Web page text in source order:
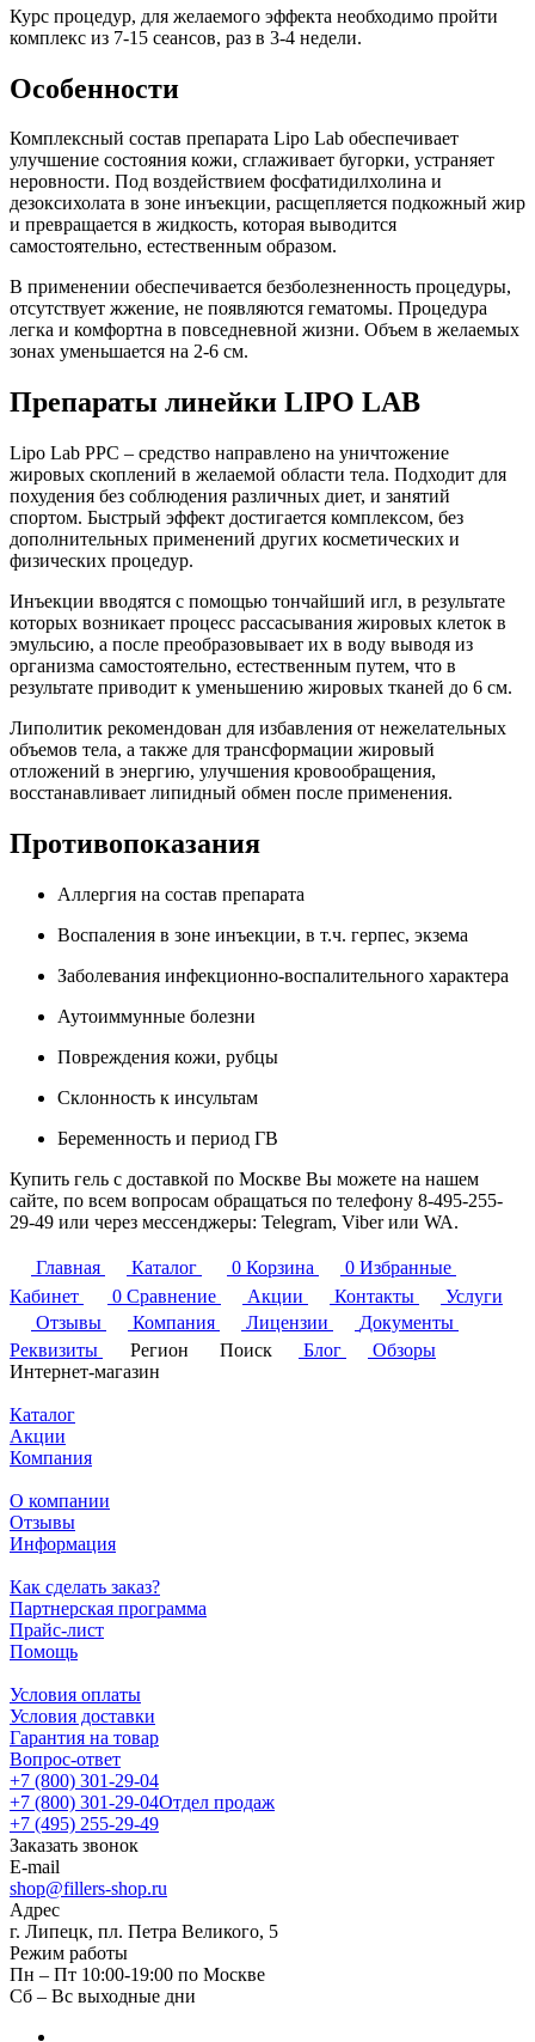
Курс процедур, для желаемого эффекта необходимо пройти
комплекс из 7-15 сеансов, раз в 3-4 недели.
Особенности
Комплексный состав препарата Lipo Lab обеспечивает
улучшение состояния кожи, сглаживает бугорки, устраняет
неровности. Под воздействием фосфатидилхолина и
дезоксихолата в зоне инъекции, расщепляется подкожный жир
и превращается в жидкость, которая выводится
самостоятельно, естественным образом.
В применении обеспечивается безболезненность процедуры,
отсутствует жжение, не появляются гематомы. Процедура
легка и комфортна в повседневной жизни. Объем в желаемых
зонах уменьшается на 2-6 см.
Препараты линейки LIPO LAB
Lipo Lab PPC – средство направлено на уничтожение
жировых скоплений в желаемой области тела. Подходит для
похудения без соблюдения различных диет, и занятий
спортом. Быстрый эффект достигается комплексом, без
дополнительных применений других косметических и
физических процедур.
Инъекции вводятся с помощью тончайший игл, в результате
которых возникает процесс рассасывания жировых клеток в
эмульсию, а после преобразовывает их в воду выводя из
организма самостоятельно, естественным путем, что в
результате приводит к уменьшению жировых тканей до 6 см.
Липолитик рекомендован для избавления от нежелательных
объемов тела, а также для трансформации жировый
отложений в энергию, улучшения кровообращения,
восстанавливает липидный обмен после применения.
Противопоказания
Аллергия на состав препарата
Воспаления в зоне инъекции, в т.ч. герпес, экзема
Заболевания инфекционно-воспалительного характера
Аутоиммунные болезни
Повреждения кожи, рубцы
Склонность к инсультам
Беременность и период ГВ
Купить гель с доставкой по Москве Вы можете на нашем
сайте, по всем вопросам обращаться по телефону 8-495-255-
29-49 или через мессенджеры: Telegram, Viber или WA.
Главная Каталог 0 Корзина 0 Избранные
Кабинет
0 Сравнение Акции Контакты
Услуги
Отзывы
Компания Лицензии
Документы
Реквизиты
Регион Поиск Блог
Обзоры
Интернет-магазин
Каталог
Акции
Компания
О компании
Отзывы
Информация
Как сделать заказ?
Партнерская программа
Прайс-лист
Помощь
Условия оплаты
Условия доставки
Гарантия на товар
Вопрос-ответ
+7 (800) 301-29-04
+7 (800) 301-29-04Отдел продаж
+7 (495) 255-29-49
Заказать звонок
E-mail
shop@fillers-shop.ru
Адрес
г. Липецк, пл. Петра Великого, 5
Режим работы
Пн – Пт 10:00-19:00 по Москве
Сб – Вс выходные дни